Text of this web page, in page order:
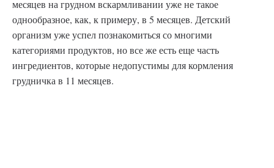
месяцев на грудном вскармливании уже не такое
однообразное, как, к примеру, в 5 месяцев. Детский
организм уже успел познакомиться со многими
категориями продуктов, но все же есть еще часть
ингредиентов, которые недопустимы для кормления
грудничка в 11 месяцев.